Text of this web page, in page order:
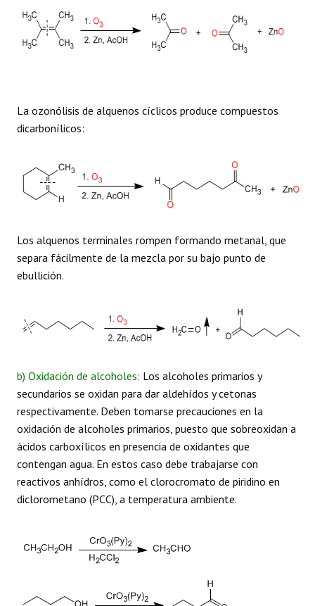
La ozonólisis de alquenos cíclicos produce compuestos
dicarbonílicos:
Los alquenos terminales rompen formando metanal, que
separa fácilmente de la mezcla por su bajo punto de
ebullición.
b) Oxidación de alcoholes: Los alcoholes primarios y
secundarios se oxidan para dar aldehídos y cetonas
respectivamente. Deben tomarse precauciones en la
oxidación de alcoholes primarios, puesto que sobreoxidan a
ácidos carboxílicos en presencia de oxidantes que
contengan agua. En estos caso debe trabajarse con
reactivos anhídros, como el clorocromato de piridino en
diclorometano (PCC), a temperatura ambiente.